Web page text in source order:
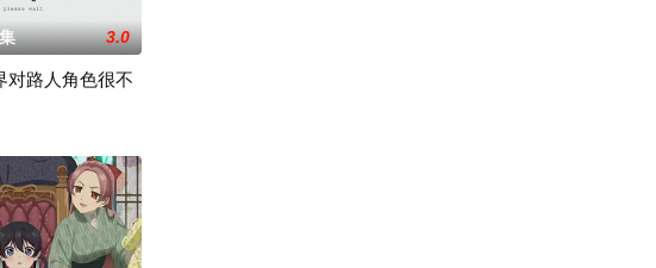
，三人被称为“小不点三人
疯狂。无往不利盗墓者徐浩钧，在一次任务中落入陷阱，
3.0
对路人角色很不